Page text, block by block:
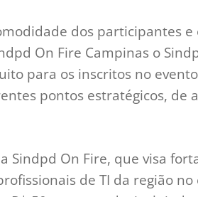
dos participantes
On Fire Campinas o
para os inscritos no
pontos estratégicos, de
Sindpd On Fire, que visa
de TI da região